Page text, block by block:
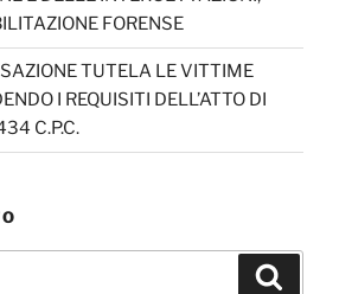
FORENSE
TUTELA LE VITTIME
I REQUISITI DELL’ATTO DI
C.P.C.